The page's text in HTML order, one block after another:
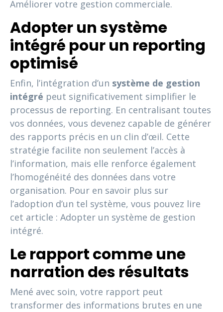
Améliorer votre gestion commerciale.
Adopter un système
intégré pour un reporting
optimisé
Enfin, l’intégration d’un système de gestion
intégré peut significativement simplifier le
processus de reporting. En centralisant toutes
vos données, vous devenez capable de générer
des rapports précis en un clin d’œil. Cette
stratégie facilite non seulement l’accès à
l’information, mais elle renforce également
l’homogénéité des données dans votre
organisation. Pour en savoir plus sur
l’adoption d’un tel système, vous pouvez lire
cet article : Adopter un système de gestion
intégré.
Le rapport comme une
narration des résultats
Mené avec soin, votre rapport peut
transformer des informations brutes en une